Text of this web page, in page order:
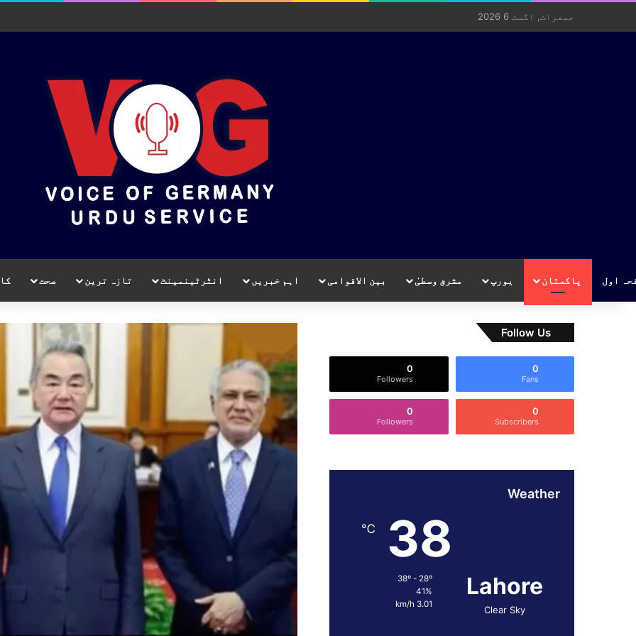
جمعرات, اگست 6 2026
اول پاکستان یورپ مشرق وسطیٰ بین الاقوامی اہم خبریں انٹرٹینمینٹ تازہ ترین صحت
Follow Us
0
Fans
0
Followers
0
Subscribers
0
Followers
Weather
Lahore
Clear Sky
38
℃
38º - 28º
41%
3.01 km/h